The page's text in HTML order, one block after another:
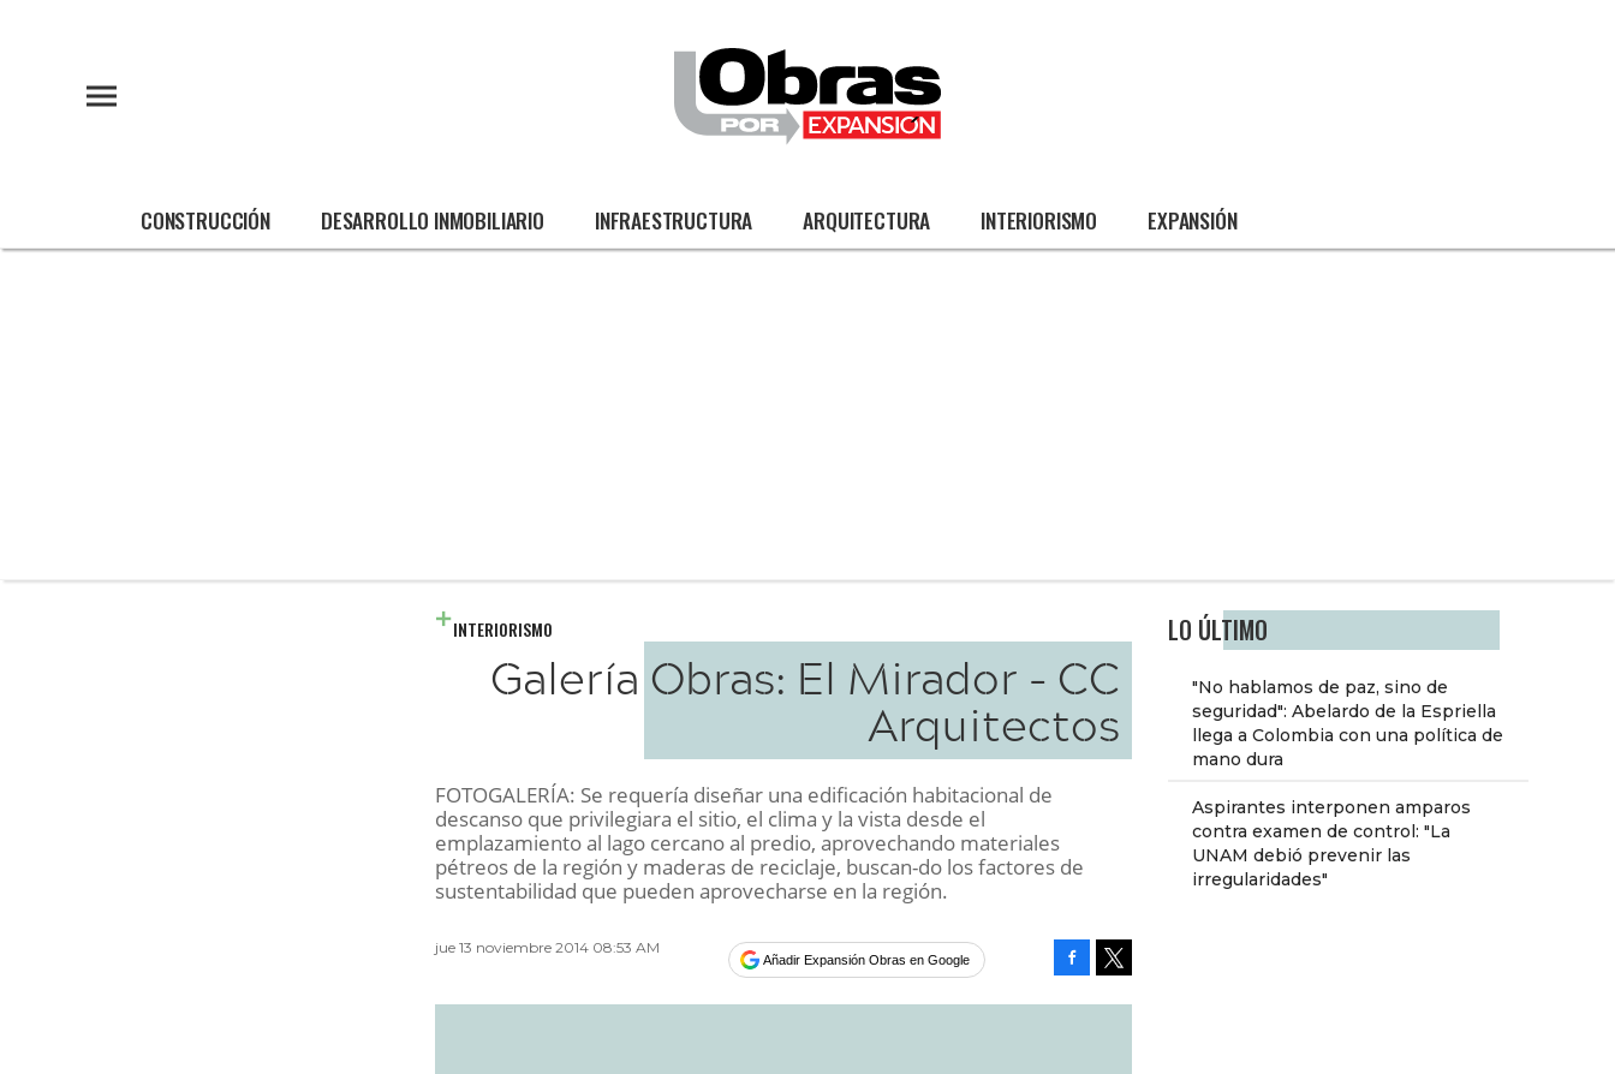
CONSTRUCCIÓN DESARROLLO INMOBILIARIO INFRAESTRUCTURA ARQUITECTURA INTERIORISMO EXPANSIÓN
LO ÚLTIMO
"No hablamos de paz, sino de
seguridad": Abelardo de la Espriella
llega a Colombia con una política de
mano dura
Aspirantes interponen amparos
contra examen de control: "La
UNAM debió prevenir las
irregularidades"
INTERIORISMO
Galería Obras: El Mirador - CC
Arquitectos
FOTOGALERÍA: Se requería diseñar una edificación habitacional de
descanso que privilegiara el sitio, el clima y la vista desde el
emplazamiento al lago cercano al predio, aprovechando materiales
pétreos de la región y maderas de reciclaje, buscan-do los factores de
sustentabilidad que pueden aprovecharse en la región.
jue 13 noviembre 2014 08:53 AM
Añadir Expansión Obras en Google